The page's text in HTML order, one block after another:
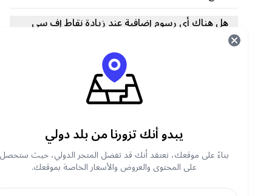
هل هناك أي رسوم إضافية عند زيادة نقاط إف سي
لا، السعر المعروض يشمل جميع الرسوم. لن تتحمل أي
واجهتني مشكلة أثناء عملية الدفع. ما الذي ينبغي
إذا واجهت أي مشاكل، فاتصل بدعم العملاء على الفور
من خلال feedback@carry1st.com
هل يمكنني تحويل نقاط إف سي أو النقاط الفضية
بين الحسابات ؟
يبدو أنك تزورنا من بلد دولي
بناءً على موقعك، نعتقد أنك قد تفضل المتجر الدولي، حيث ستحصل
على المحتوى والعروض والأسعار الخاصة بموقعك.